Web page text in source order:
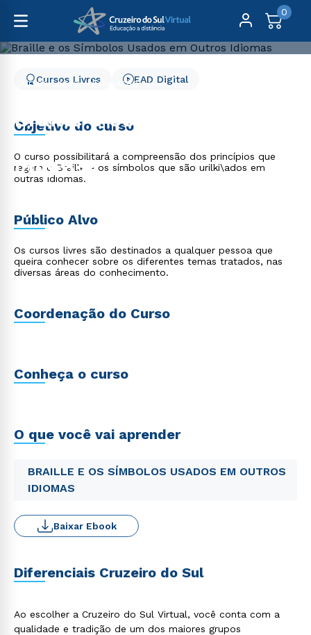
0
Cursos Livres
Educação
Braille e os Símbolos
Usados em Outros
Idiomas
Cursos Livres EAD Digital
Objetivo do curso
O curso possibilitará a compreensão dos princípios que
regem o Braille e os símbolos que são urilki\ados em
outras idiomas.
Público Alvo
Os cursos livres são destinados a qualquer pessoa que
queira conhecer sobre os diferentes temas tratados, nas
diversas áreas do conhecimento.
Coordenação do Curso
Conheça o curso
O que você vai aprender
BRAILLE E OS SÍMBOLOS USADOS EM OUTROS
IDIOMAS
Baixar Ebook
Diferenciais Cruzeiro do Sul
Ao escolher a Cruzeiro do Sul Virtual, você conta com a
qualidade e tradição de um dos maiores grupos